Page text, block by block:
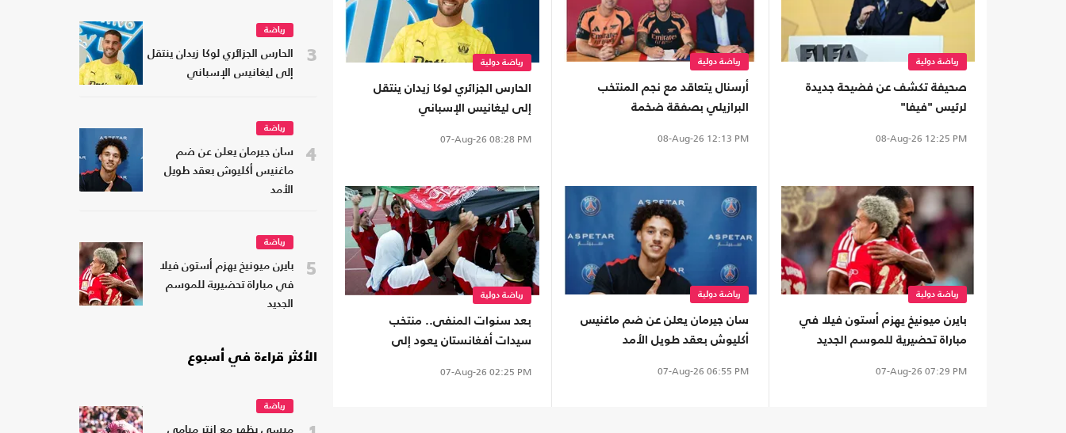
رياضة دولية
صحيفة تكشف عن فضيحة جديدة
لرئيس "فيفا"
08-Aug-26 12:25 PM
رياضة دولية
أرسنال يتعاقد مع نجم المنتخب
البرازيلي بصفقة ضخمة
08-Aug-26 12:13 PM
رياضة دولية
الحارس الجزائري لوكا زيدان ينتقل
إلى ليغانيس الإسباني
07-Aug-26 08:28 PM
رياضة دولية
بايرن ميونيخ يهزم أستون فيلا في
مباراة تحضيرية للموسم الجديد
07-Aug-26 07:29 PM
رياضة دولية
سان جيرمان يعلن عن ضم ماغنيس
أكليوش بعقد طويل الأمد
07-Aug-26 06:55 PM
رياضة دولية
بعد سنوات المنفى.. منتخب
سيدات أفغانستان يعود إلى
07-Aug-26 02:25 PM
3
رياضة
الحارس الجزائري لوكا زيدان ينتقل
إلى ليغانيس الإسباني
4
رياضة
سان جيرمان يعلن عن ضم
ماغنيس أكليوش بعقد طويل
الأمد
5
رياضة
بايرن ميونيخ يهزم أستون فيلا
في مباراة تحضيرية للموسم
الجديد
الأكثر قراءة في أسبوع
رياضة
ميسي يظهر مع إنتر ميامي